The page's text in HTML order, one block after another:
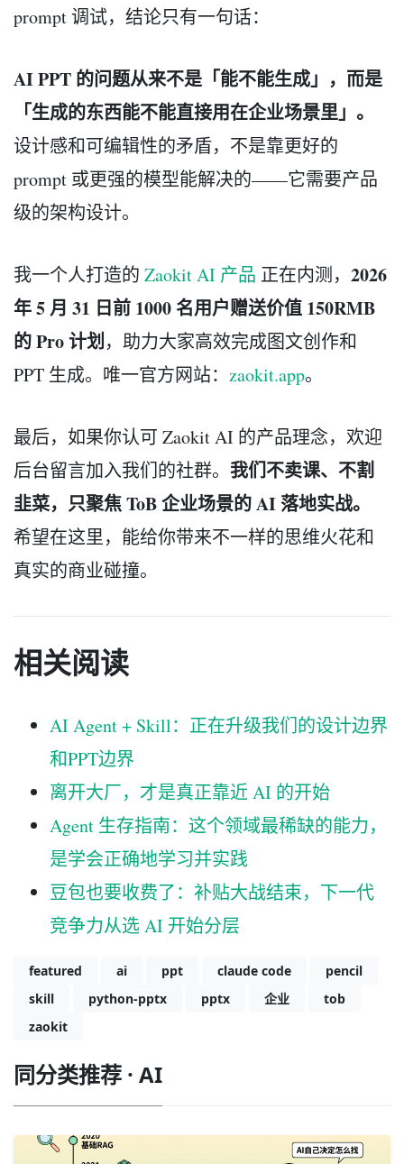
prompt 调试，结论只有一句话：
AI PPT 的问题从来不是「能不能生成」，而是
「生成的东西能不能直接用在企业场景里」。
设计感和可编辑性的矛盾，不是靠更好的
prompt 或更强的模型能解决的——它需要产品
级的架构设计。
我一个人打造的 Zaokit AI 产品 正在内测， 2026
年 5 月 31 日前 1000 名用户赠送价值 150RMB
的 Pro 计划，助力大家高效完成图文创作和
PPT 生成。唯一官方网站： zaokit.app。
最后，如果你认可 Zaokit AI 的产品理念，欢迎
后台留言加入我们的社群。 我们不卖课、不割
韭菜，只聚焦 ToB 企业场景的 AI 落地实战。
希望在这里，能给你带来不一样的思维火花和
真实的商业碰撞。
相关阅读
AI Agent + Skill：正在升级我们的设计边界
和PPT边界
离开大厂，才是真正靠近 AI 的开始
Agent 生存指南：这个领域最稀缺的能力，
是学会正确地学习并实践
豆包也要收费了：补贴大战结束，下一代
竞争力从选 AI 开始分层
featured ai ppt claude code
pencil
skill
python-pptx pptx 企业
tob
zaokit
同分类推荐 · AI